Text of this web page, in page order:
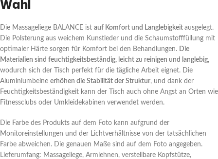
Wahl
Die Massageliege BALANCE ist auf Komfort und Langlebigkeit ausgelegt.
Die Polsterung aus weichem Kunstleder und die Schaumstofffüllung mit
optimaler Härte sorgen für Komfort bei den Behandlungen. Die
Materialien sind feuchtigkeitsbeständig, leicht zu reinigen und langlebig,
wodurch sich der Tisch perfekt für die tägliche Arbeit eignet. Die
Aluminiumbeine erhöhen die Stabilität der Struktur, und dank der
Feuchtigkeitsbeständigkeit kann der Tisch auch ohne Angst an Orten wie
Fitnessclubs oder Umkleidekabinen verwendet werden.
Die Farbe des Produkts auf dem Foto kann aufgrund der
Monitoreinstellungen und der Lichtverhältnisse von der tatsächlichen
Farbe abweichen. Die genauen Maße sind auf dem Foto angegeben.
Lieferumfang: Massageliege, Armlehnen, verstellbare Kopfstütze,